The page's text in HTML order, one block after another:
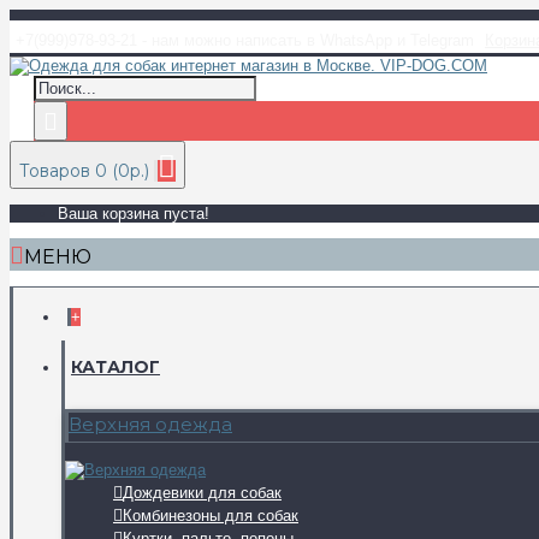
Товаров 0 (0р.)
Ваша корзина пуста!
МЕНЮ
+
КАТАЛОГ
Верхняя одежда
Дождевики для собак
Комбинезоны для собак